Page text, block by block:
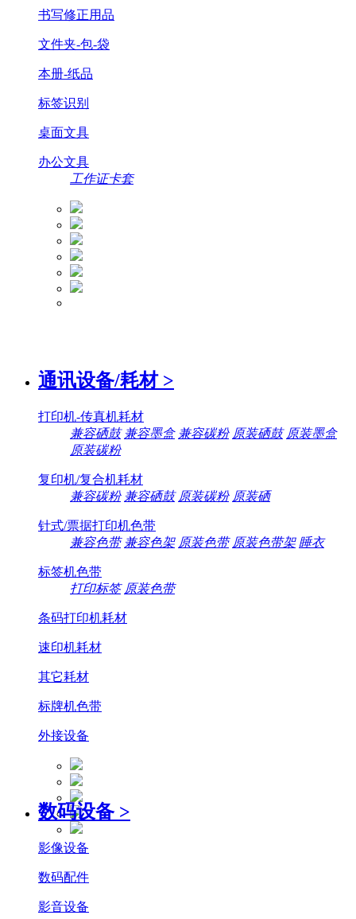
书写修正用品
文件夹-包-袋
本册-纸品
标签识别
桌面文具
办公文具
工作证卡套
通讯设备/耗材 >
打印机-传真机耗材
兼容硒鼓 兼容墨盒 兼容碳粉 原装硒鼓 原装墨盒
原装碳粉
复印机/复合机耗材
兼容碳粉 兼容硒鼓 原装碳粉 原装硒
针式/票据打印机色带
兼容色带 兼容色架 原装色带 原装色带架 睡衣
标签机色带
打印标签 原装色带
条码打印机耗材
速印机耗材
其它耗材
标牌机色带
外接设备
数码设备 >
影像设备
数码配件
影音设备